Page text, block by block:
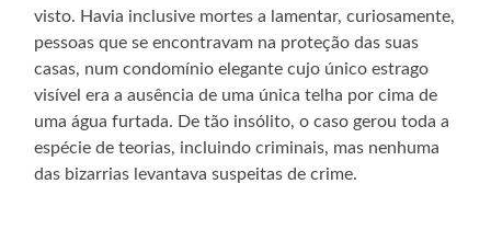
visto. Havia inclusive mortes a lamentar, curiosamente,
pessoas que se encontravam na proteção das suas
casas, num condomínio elegante cujo único estrago
visível era a ausência de uma única telha por cima de
uma água furtada. De tão insólito, o caso gerou toda a
espécie de teorias, incluindo criminais, mas nenhuma
das bizarrias levantava suspeitas de crime.